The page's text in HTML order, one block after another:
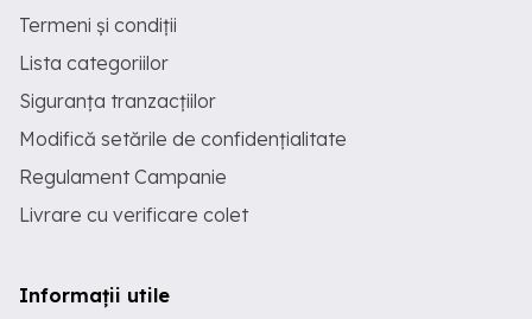
Termeni și condiții
Lista categoriilor
Siguranța tranzacțiilor
Modifică setările de confidențialitate
Regulament Campanie
Livrare cu verificare colet
Informații utile